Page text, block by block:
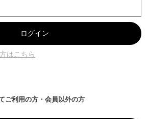
はこちら
ご利用の方・会員以外の方